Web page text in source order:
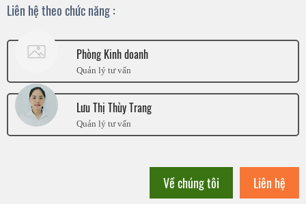
Liên hệ theo chức năng :
Phòng Kinh doanh
Quản lý tư vấn
Lưu Thị Thùy Trang
Quản lý tư vấn
Về chúng tôi Liên hệ